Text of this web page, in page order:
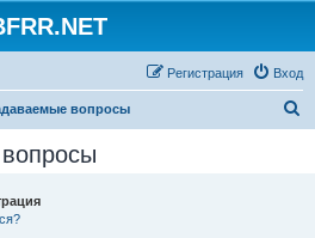
Вход
Регистрация
вопросы